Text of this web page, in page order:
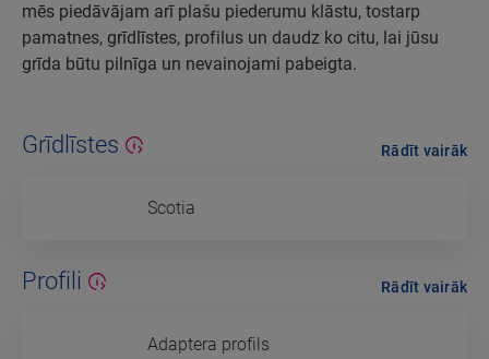
mēs piedāvājam arī plašu piederumu klāstu, tostarp
pamatnes, grīdlīstes, profilus un daudz ko citu, lai jūsu
grīda būtu pilnīga un nevainojami pabeigta.
Grīdlīstes
Scotia
Rādīt vairāk
Profili
Adaptera profils
Rādīt vairāk